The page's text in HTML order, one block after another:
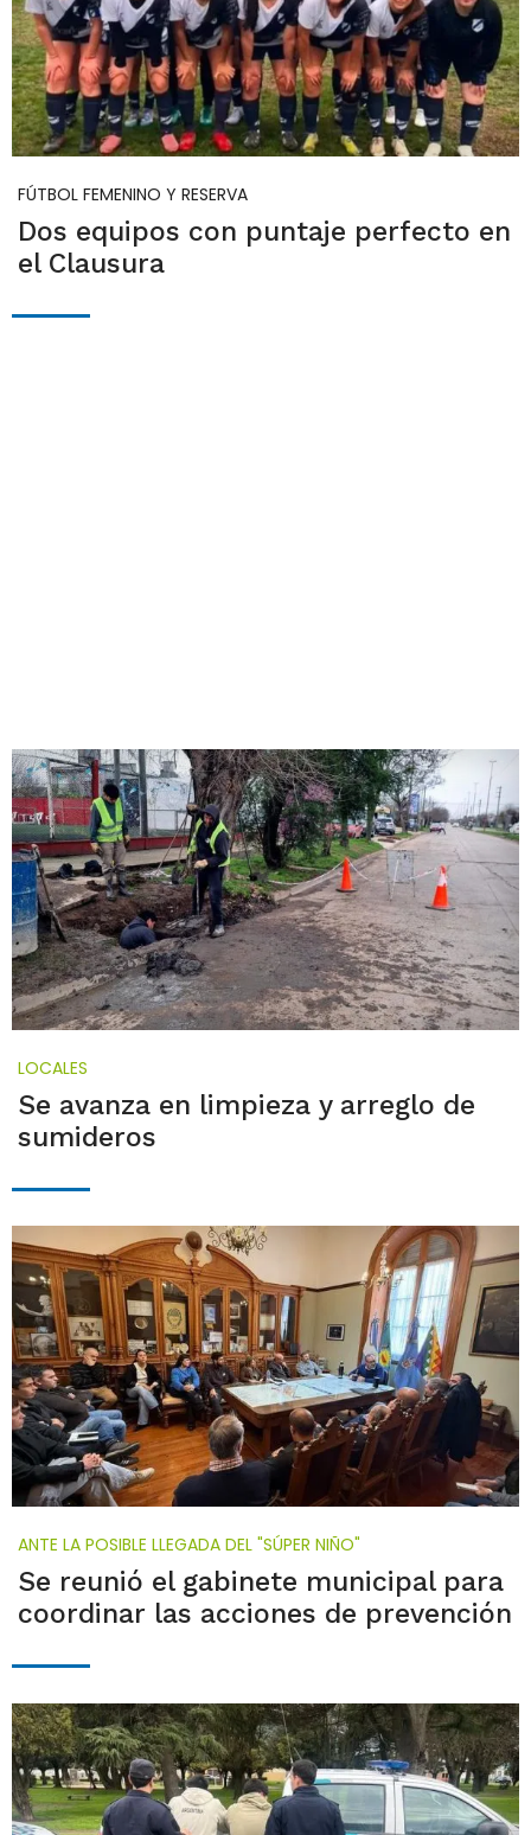
FÚTBOL FEMENINO Y RESERVA
Dos equipos con puntaje perfecto en
el Clausura
LOCALES
Se avanza en limpieza y arreglo de
sumideros
ANTE LA POSIBLE LLEGADA DEL "SÚPER NIÑO"
Se reunió el gabinete municipal para
coordinar las acciones de prevención